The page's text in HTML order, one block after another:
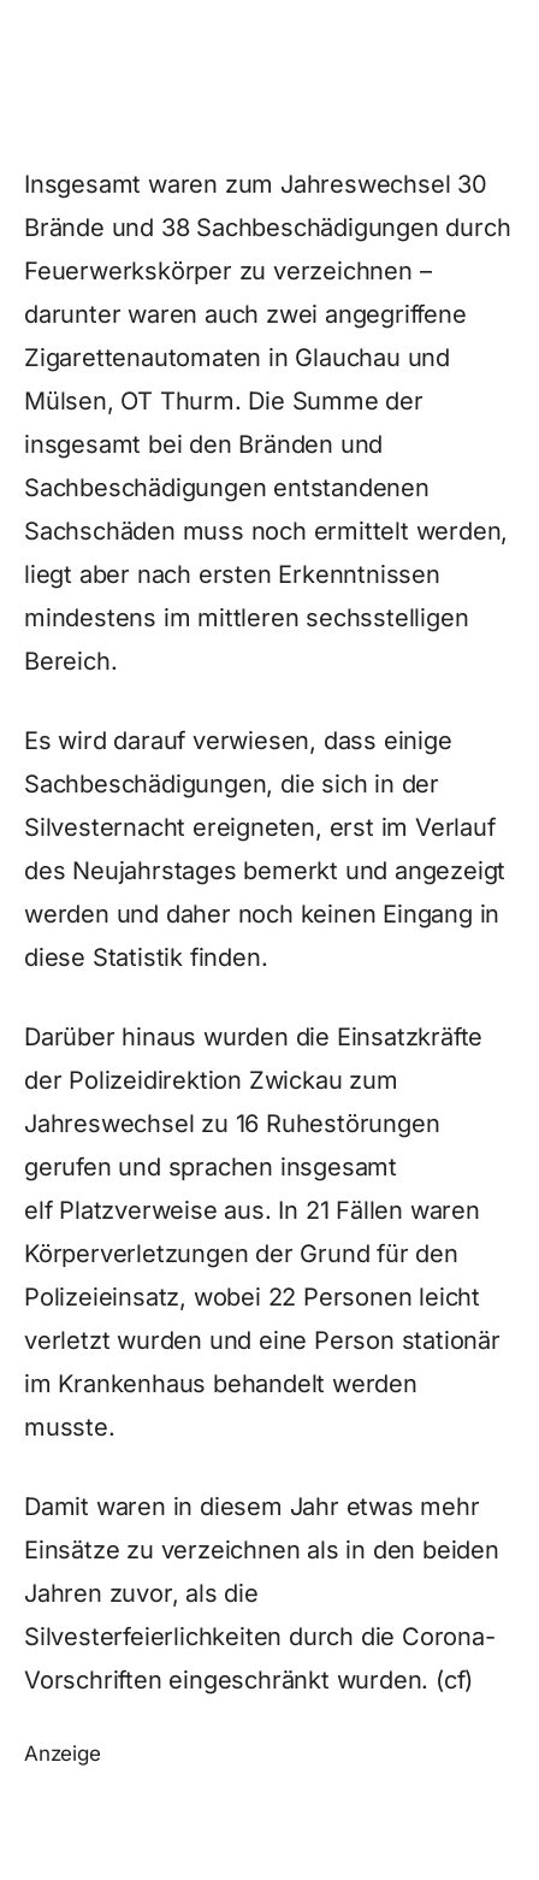
Insgesamt waren zum Jahreswechsel 30
Brände und 38 Sachbeschädigungen durch
Feuerwerkskörper zu verzeichnen –
darunter waren auch zwei angegriffene
Zigarettenautomaten in Glauchau und
Mülsen, OT Thurm. Die Summe der
insgesamt bei den Bränden und
Sachbeschädigungen entstandenen
Sachschäden muss noch ermittelt werden,
liegt aber nach ersten Erkenntnissen
mindestens im mittleren sechsstelligen
Bereich.
Es wird darauf verwiesen, dass einige
Sachbeschädigungen, die sich in der
Silvesternacht ereigneten, erst im Verlauf
des Neujahrstages bemerkt und angezeigt
werden und daher noch keinen Eingang in
diese Statistik finden.
Darüber hinaus wurden die Einsatzkräfte
der Polizeidirektion Zwickau zum
Jahreswechsel zu 16 Ruhestörungen
gerufen und sprachen insgesamt
elf Platzverweise aus. In 21 Fällen waren
Körperverletzungen der Grund für den
Polizeieinsatz, wobei 22 Personen leicht
verletzt wurden und eine Person stationär
im Krankenhaus behandelt werden
musste.
Damit waren in diesem Jahr etwas mehr
Einsätze zu verzeichnen als in den beiden
Jahren zuvor, als die
Silvesterfeierlichkeiten durch die Corona-
Vorschriften eingeschränkt wurden. (cf)
Anzeige